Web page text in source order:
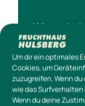
Um dir ein optimales
Cookies, um
zuzugreifen. Wenn
wie das
Wenn du deine
Wir
Unsere
– und wir